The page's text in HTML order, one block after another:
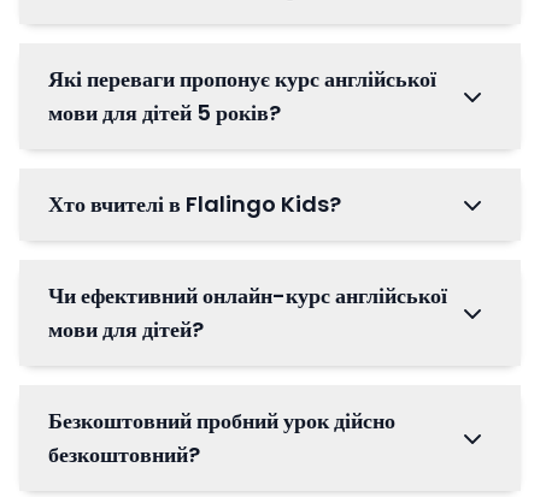
Які переваги пропонує курс англійської
мови для дітей 5 років?
Хто вчителі в Flalingo Kids?
Чи ефективний онлайн-курс англійської
мови для дітей?
Безкоштовний пробний урок дійсно
безкоштовний?